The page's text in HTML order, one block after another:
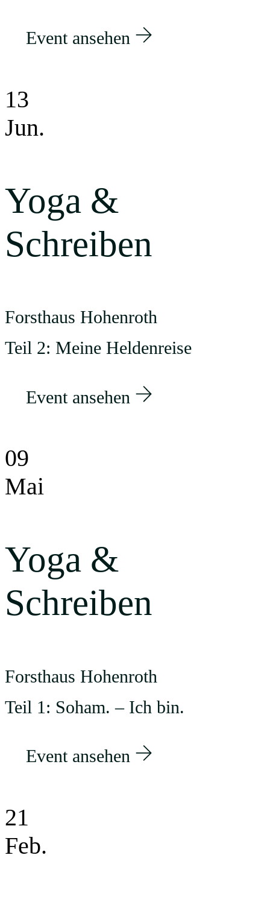
Event ansehen
13
Jun.
Yoga &
Schreiben
Forsthaus Hohenroth
Teil 2: Meine Heldenreise
Event ansehen
09
Mai
Yoga &
Schreiben
Forsthaus Hohenroth
Teil 1: Soham. – Ich bin.
Event ansehen
21
Feb.